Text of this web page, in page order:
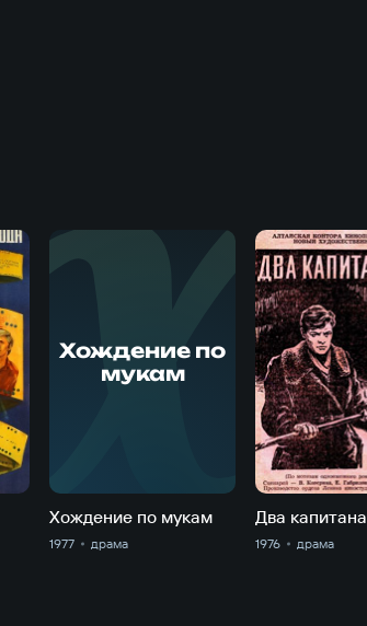
Хождение по
мукам
Хождение по мукам
1977 драма
Два капитана
1976 драма